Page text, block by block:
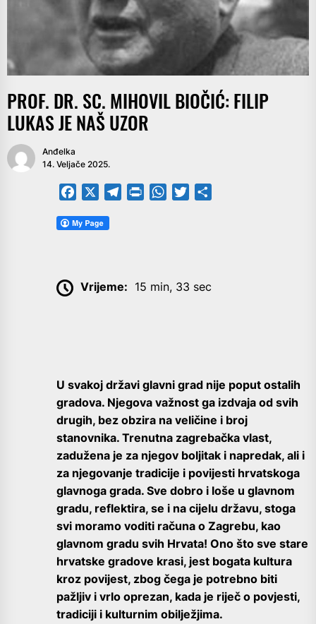
PROF. DR. SC. MIHOVIL BIOČIĆ: FILIP
LUKAS JE NAŠ UZOR
Anđelka
14. Veljače 2025.
Facebook TelegramPrintFriendly
WhatsApp
Twitter
Vrijeme: 15 min, 33 sec
U svakoj državi glavni grad nije poput ostalih
gradova. Njegova važnost ga izdvaja od svih
drugih, bez obzira na veličine i broj
stanovnika. Trenutna zagrebačka vlast,
zadužena je za njegov boljitak i napredak, ali i
za njegovanje tradicije i povijesti hrvatskoga
glavnoga grada. Sve dobro i loše u glavnom
gradu, reflektira, se i na cijelu državu, stoga
svi moramo voditi računa o Zagrebu, kao
glavnom gradu svih Hrvata! Ono što sve stare
hrvatske gradove krasi, jest bogata kultura
kroz povijest, zbog čega je potrebno biti
pažljiv i vrlo oprezan, kada je riječ o povjesti,
tradiciji i kulturnim obilježjima.